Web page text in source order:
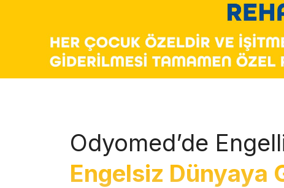
Odyomed’de
Engelsiz Dünyaya